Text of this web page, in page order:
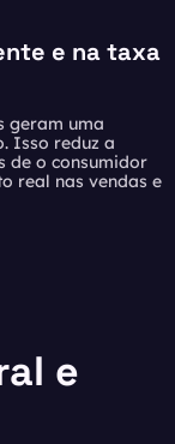
e na taxa
geram uma
Isso reduz a
de o consumidor
real nas vendas e
e